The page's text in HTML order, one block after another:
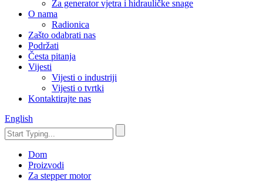
Za generator vjetra i hidrauličke snage
O nama
Radionica
Zašto odabrati nas
Podržati
Česta pitanja
Vijesti
Vijesti o industriji
Vijesti o tvrtki
Kontaktirajte nas
English
Dom
Proizvodi
Za stepper motor